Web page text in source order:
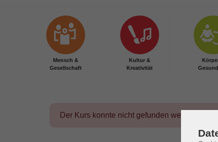
Mensch &
Gesellschaft
Kultur &
Kreativität
Der Kurs konnte nicht gefunden werden.